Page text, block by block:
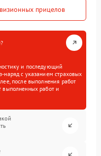
прицелов
и последующий
наряд с указанием страховых
после выполнения работ
выполненных работ и